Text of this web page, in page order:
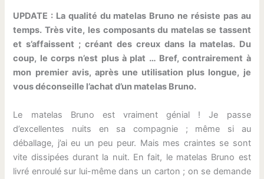
UPDATE : La qualité du matelas Bruno ne résiste pas au
temps. Très vite, les composants du matelas se tassent
et s’affaissent ; créant des creux dans la matelas. Du
coup, le corps n’est plus à plat … Bref, contrairement à
mon premier avis, après une utilisation plus longue, je
vous déconseille l’achat d’un matelas Bruno.
Le matelas Bruno est vraiment génial ! Je passe
d’excellentes nuits en sa compagnie ; même si au
déballage, j’ai eu un peu peur. Mais mes craintes se sont
vite dissipées durant la nuit. En fait, le matelas Bruno est
livré enroulé sur lui-même dans un carton ; on se demande